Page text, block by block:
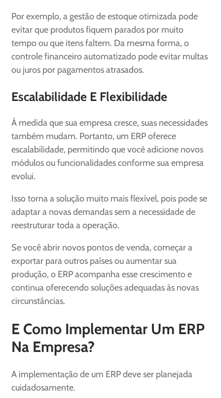
Por exemplo, a gestão de estoque otimizada pode
evitar que produtos fiquem parados por muito
tempo ou que itens faltem. Da mesma forma, o
controle financeiro automatizado pode evitar multas
ou juros por pagamentos atrasados.
Escalabilidade E Flexibilidade
À medida que sua empresa cresce, suas necessidades
também mudam. Portanto, um ERP oferece
escalabilidade, permitindo que você adicione novos
módulos ou funcionalidades conforme sua empresa
evolui.
Isso torna a solução muito mais flexível, pois pode se
adaptar a novas demandas sem a necessidade de
reestruturar toda a operação.
Se você abrir novos pontos de venda, começar a
exportar para outros países ou aumentar sua
produção, o ERP acompanha esse crescimento e
continua oferecendo soluções adequadas às novas
circunstâncias.
E Como Implementar Um ERP
Na Empresa?
A implementação de um ERP deve ser planejada
cuidadosamente.